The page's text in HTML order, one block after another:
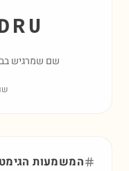
שם שמרגיש
המשמעות